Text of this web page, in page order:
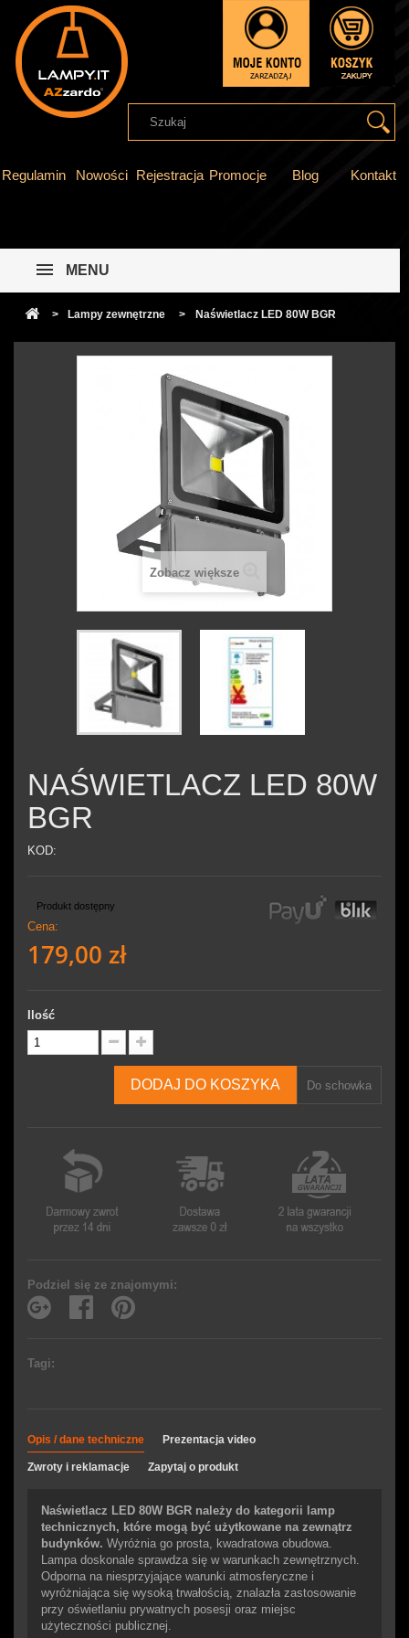
Regulamin Nowości Rejestracja Promocje Blog Kontakt
MENU
> Lampy zewnętrzne > Naświetlacz LED 80W BGR
Zobacz większe
NAŚWIETLACZ LED 80W
BGR
KOD:
Produkt dostępny
Cena:
179,00 zł
Ilość
DODAJ DO KOSZYKA Do schowka
Podziel się ze znajomymi:
Tagi:
Opis / dane techniczne Prezentacja video
Zwroty i reklamacje Zapytaj o produkt
Naświetlacz LED 80W BGR należy do kategorii lamp
technicznych, które mogą być użytkowane na zewnątrz
budynków. Wyróżnia go prosta, kwadratowa obudowa.
Lampa doskonale sprawdza się w warunkach zewnętrznych.
Odporna na niesprzyjające warunki atmosferyczne i
wyróżniająca się wysoką trwałością, znalazła zastosowanie
przy oświetlaniu prywatnych posesji oraz miejsc
użyteczności publicznej.